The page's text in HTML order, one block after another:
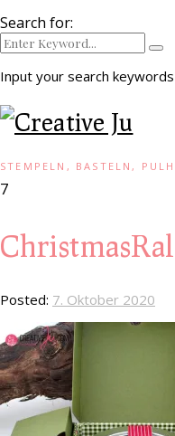
Search for:
Input your search
STEMPELN, BASTELN,
7
Posted: 7. Oktober 2020